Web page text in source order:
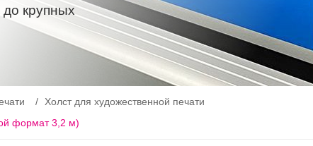
крупных
Холст для художественной печати
формат 3,2 м)